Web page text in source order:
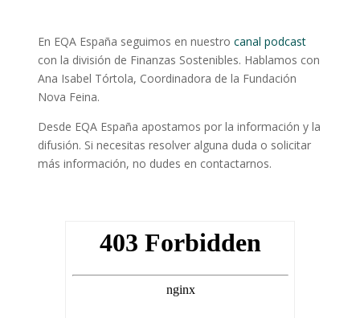
En EQA España seguimos en nuestro canal podcast
con la división de Finanzas Sostenibles. Hablamos con
Ana Isabel Tórtola, Coordinadora de la Fundación
Nova Feina.
Desde EQA España apostamos por la información y la
difusión. Si necesitas resolver alguna duda o solicitar
más información, no dudes en contactarnos.